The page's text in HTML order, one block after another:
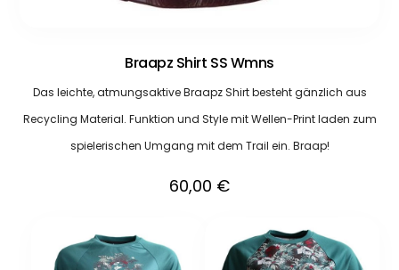
Braapz Shirt SS Wmns
Das leichte, atmungsaktive Braapz Shirt besteht gänzlich aus
Recycling Material. Funktion und Style mit Wellen-Print laden zum
spielerischen Umgang mit dem Trail ein. Braap!
60,00 €